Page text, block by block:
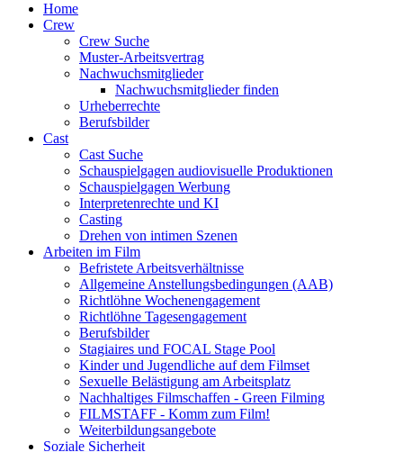
Home
Crew
Crew Suche
Muster-Arbeitsvertrag
Nachwuchsmitglieder
Nachwuchsmitglieder finden
Urheberrechte
Berufsbilder
Cast
Cast Suche
Schauspielgagen audiovisuelle Produktionen
Schauspielgagen Werbung
Interpretenrechte und KI
Casting
Drehen von intimen Szenen
Arbeiten im Film
Befristete Arbeitsverhältnisse
Allgemeine Anstellungsbedingungen (AAB)
Richtlöhne Wochenengagement
Richtlöhne Tagesengagement
Berufsbilder
Stagiaires und FOCAL Stage Pool
Kinder und Jugendliche auf dem Filmset
Sexuelle Belästigung am Arbeitsplatz
Nachhaltiges Filmschaffen - Green Filming
FILMSTAFF - Komm zum Film!
Weiterbildungsangebote
Soziale Sicherheit